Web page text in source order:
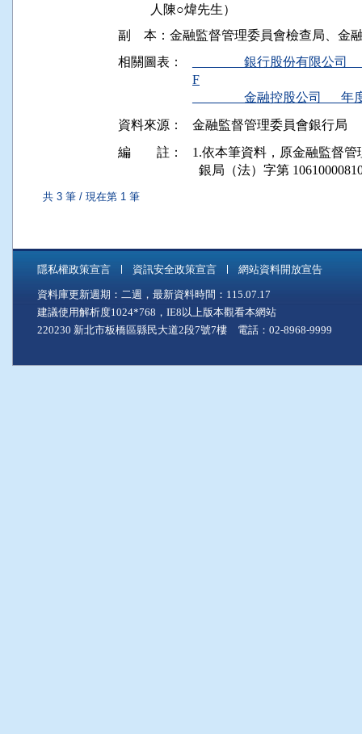
          人陳○煒先生）
相關圖表：
________銀行股份有限公司
F
________金融控股公司___
資料來源：
金融監督管理委員會銀行局
編 註：
1.依本筆資料，原金融監督管
銀局（法）字第
共 3 筆 / 現在第 1 筆
隱私權政策宣言 資訊安全政策宣言 網站資料開放宣告
資料庫更新週期：二週，最新資料時間：115.07.17
建議使用解析度1024*768，IE8以上版本觀看本網站
220230 新北市板橋區縣民大道2段7號7樓 電話：02-8968-9999